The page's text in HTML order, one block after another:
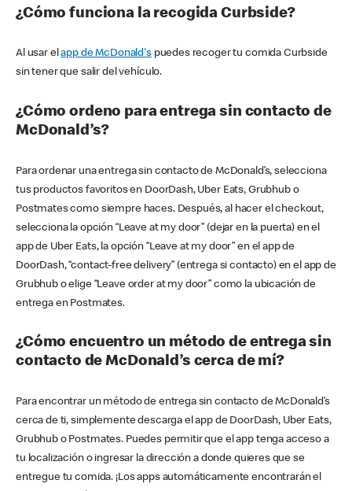
¿Cómo funciona la recogida Curbside?
Al usar elapp de McDonald'spuedes recoger tu comida Curbside
sin tener que salir del vehículo.
¿Cómo ordeno para entrega sin contacto de
McDonald’s?
Para ordenar una entrega sin contacto de McDonald’s, selecciona
tus productos favoritos en DoorDash, Uber Eats, Grubhub o
Postmates como siempre haces. Después, al hacer el checkout,
selecciona la opción “Leave at my door” (dejar en la puerta) en el
app de Uber Eats, la opción “Leave at my door” en el app de
DoorDash, “contact-free delivery” (entrega si contacto) en el app de
Grubhub o elige “Leave order at my door” como la ubicación de
entrega en Postmates.
¿Cómo encuentro un método de entrega sin
contacto de McDonald’s cerca de mí?
Para encontrar un método de entrega sin contacto de McDonald’s
cerca de ti, simplemente descarga el app de DoorDash, Uber Eats,
Grubhub o Postmates. Puedes permitir que el app tenga acceso a
tu localización o ingresar la dirección a donde quieres que se
entregue tu comida. ¡Los apps automáticamente encontrarán el